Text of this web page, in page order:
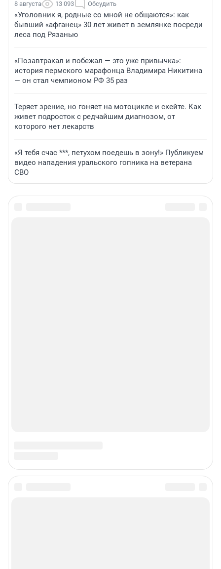
8 августа 13 093 Обсудить
«Уголовник я, родные со мной не общаются»: как
бывший «афганец» 30 лет живет в землянке посреди
леса под Рязанью
«Позавтракал и побежал — это уже привычка»:
история пермского марафонца Владимира Никитина
— он стал чемпионом РФ 35 раз
Теряет зрение, но гоняет на мотоцикле и скейте. Как
живет подросток с редчайшим диагнозом, от
которого нет лекарств
«Я тебя счас ***, петухом поедешь в зону!» Публикуем
видео нападения уральского гопника на ветерана
СВО